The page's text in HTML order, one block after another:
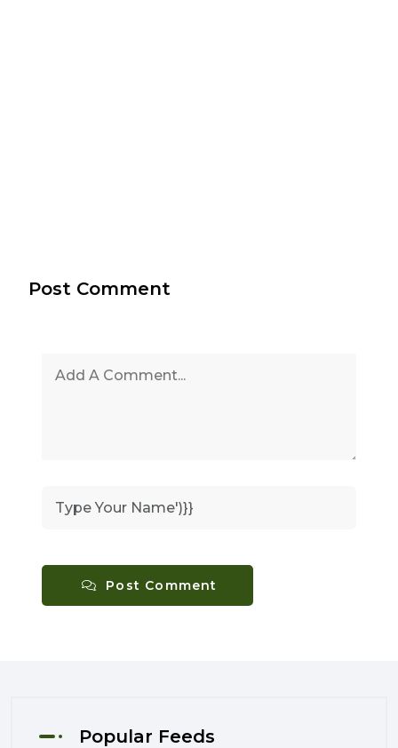
Post Comment
Post Comment
Popular Feeds